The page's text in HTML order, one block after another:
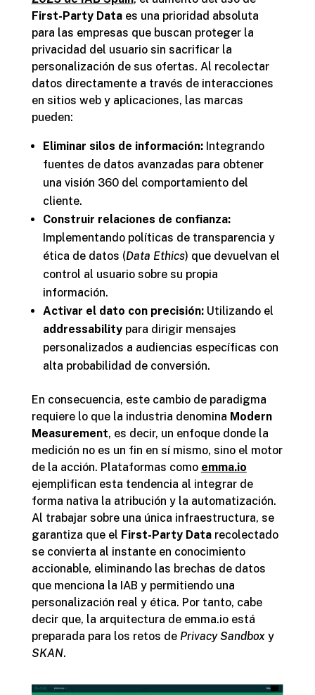
First-Party Dataes una prioridad absoluta
para las empresas que buscan proteger la
privacidad del usuario sin sacrificar la
personalización de sus ofertas. Al recolectar
datos directamente a través de interacciones
en sitios web y aplicaciones, las marcas
pueden:
Eliminar silos de información:Integrando
fuentes de datos avanzadas para obtener
una visión 360 del comportamiento del
cliente.
Construir relaciones de confianza:
Implementando políticas de transparencia y
ética de datos (Data Ethics) que devuelvan el
control al usuario sobre su propia
información.
Activar el dato con precisión:Utilizando el
addressabilitypara dirigir mensajes
personalizados a audiencias específicas con
alta probabilidad de conversión.
En consecuencia, este cambio de paradigma
requiere lo que la industria denomina Modern
Measurement, es decir, un enfoque donde la
medición no es un fin en sí mismo, sino el motor
de la acción. Plataformas como emma.io
ejemplifican esta tendencia al integrar de
forma nativa la atribución y la automatización.
Al trabajar sobre una única infraestructura, se
garantiza que el First-Party Datarecolectado
se convierta al instante en conocimiento
accionable, eliminando las brechas de datos
que menciona la IAB y permitiendo una
personalización real y ética. Por tanto, cabe
decir que, la arquitectura de emma.io está
preparada para los retos de Privacy Sandboxy
SKAN.